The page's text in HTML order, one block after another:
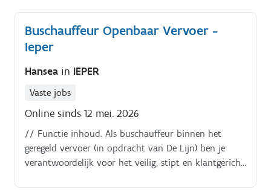
versterking voor het team in Zeebrugge.
Buschauffeur Openbaar Vervoer -
Ieper
Hansea in IEPER
Vaste jobs
Online sinds 12 mei. 2026
// Functie inhoud. Als buschauffeur binnen het
geregeld vervoer (in opdracht van De Lijn) ben je
verantwoordelijk voor het veilig, stipt en klantgericht